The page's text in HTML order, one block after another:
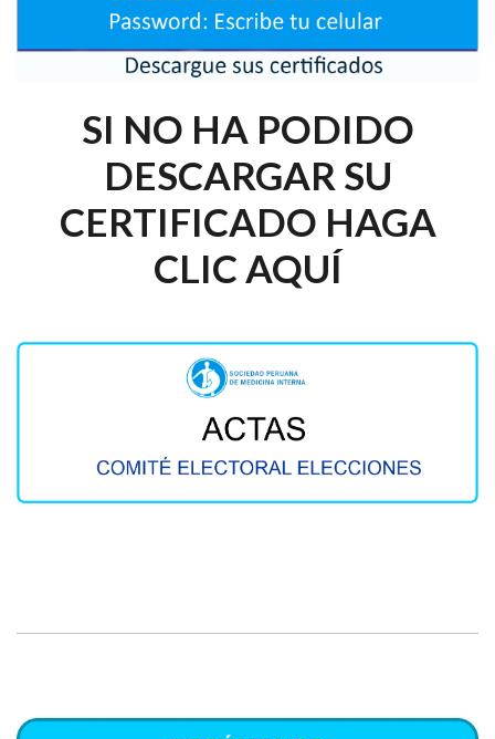
SI NO HA PODIDO
DESCARGAR SU
CERTIFICADO HAGA
CLIC AQUÍ